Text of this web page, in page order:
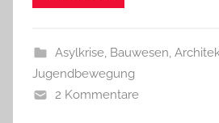
Asylkrise, Bauwesen,
Jugendbewegung
2 Kommentare